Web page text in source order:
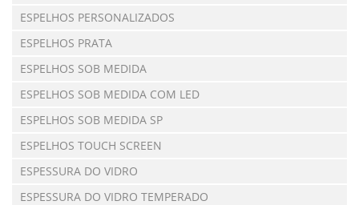
ESPELHOS PERSONALIZADOS
ESPELHOS PRATA
ESPELHOS SOB MEDIDA
ESPELHOS SOB MEDIDA COM LED
ESPELHOS SOB MEDIDA SP
ESPELHOS TOUCH SCREEN
ESPESSURA DO VIDRO
ESPESSURA DO VIDRO TEMPERADO